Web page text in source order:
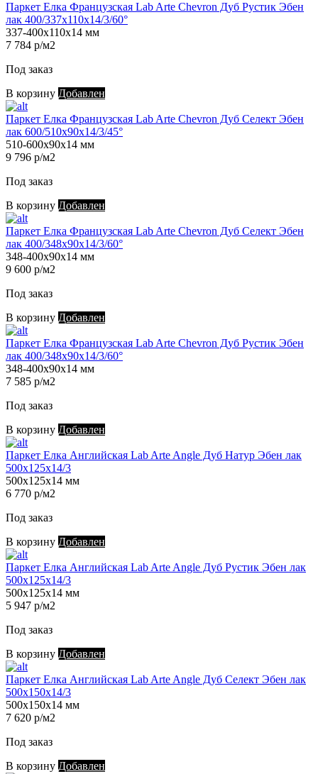
Паркет Елка Французская Lab Arte Chevron Дуб Рустик Эбен
лак 400/337х110х14/3/60°
337-400х110х14 мм
7 784 р/м2
Под заказ
В корзину Добавлен
Паркет Елка Французская Lab Arte Chevron Дуб Селект Эбен
лак 600/510х90х14/3/45°
510-600х90х14 мм
9 796 р/м2
Под заказ
В корзину Добавлен
Паркет Елка Французская Lab Arte Chevron Дуб Селект Эбен
лак 400/348х90х14/3/60°
348-400х90х14 мм
9 600 р/м2
Под заказ
В корзину Добавлен
Паркет Елка Французская Lab Arte Chevron Дуб Рустик Эбен
лак 400/348х90х14/3/60°
348-400х90х14 мм
7 585 р/м2
Под заказ
В корзину Добавлен
Паркет Елка Английская Lab Arte Angle Дуб Натур Эбен лак
500х125х14/3
500х125х14 мм
6 770 р/м2
Под заказ
В корзину Добавлен
Паркет Елка Английская Lab Arte Angle Дуб Рустик Эбен лак
500х125х14/3
500х125х14 мм
5 947 р/м2
Под заказ
В корзину Добавлен
Паркет Елка Английская Lab Arte Angle Дуб Селект Эбен лак
500х150х14/3
500х150х14 мм
7 620 р/м2
Под заказ
В корзину Добавлен